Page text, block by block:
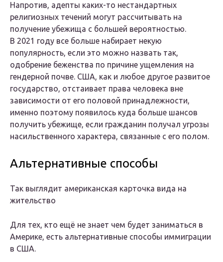
Напротив, адепты каких-то нестандартных
религиозных течений могут рассчитывать на
получение убежища с большей вероятностью.
В 2021 году все больше набирает некую
популярность, если это можно назвать так,
одобрение беженства по причине ущемления на
гендерной почве. США, как и любое другое развитое
государство, отстаивает права человека вне
зависимости от его половой принадлежности,
именно поэтому появилось куда больше шансов
получить убежище, если гражданин получал угрозы
насильственного характера, связанные с его полом.
Альтернативные способы
Так выглядит американская карточка вида на
жительство
Для тех, кто ещё не знает чем будет заниматься в
Америке, есть альтернативные способы иммиграции
в США.